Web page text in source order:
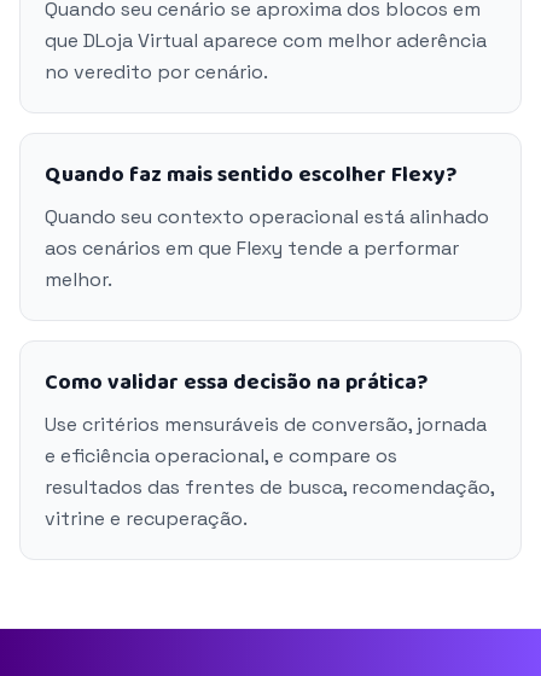
Quando seu cenário se aproxima dos blocos em
que DLoja Virtual aparece com melhor aderência
no veredito por cenário.
Quando faz mais sentido escolher Flexy?
Quando seu contexto operacional está alinhado
aos cenários em que Flexy tende a performar
melhor.
Como validar essa decisão na prática?
Use critérios mensuráveis de conversão, jornada
e eficiência operacional, e compare os
resultados das frentes de busca, recomendação,
vitrine e recuperação.